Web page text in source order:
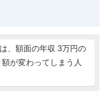
、額面の年収 3万円の
が変わってしまう人